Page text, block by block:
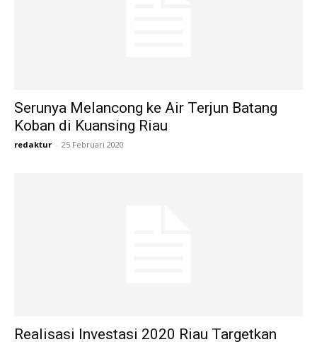
Serunya Melancong ke Air Terjun Batang
Koban di Kuansing Riau
redaktur - 25 Februari 2020
Realisasi Investasi 2020 Riau Targetkan